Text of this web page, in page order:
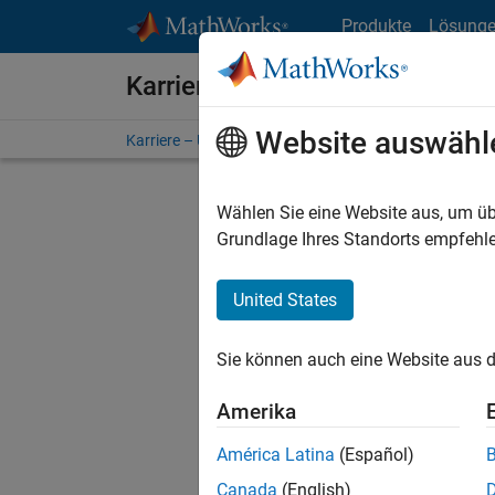
Produkte
Karriere bei MathWorks
Karriere – Übersicht Stellensuche
Stellen
Es
Region
Website
Wählen Sie eine Website aus, um
Grundlage Ihres Standorts
United States
Sie können auch eine Website aus
Amerika
América Latina (Español)
Canada (English)